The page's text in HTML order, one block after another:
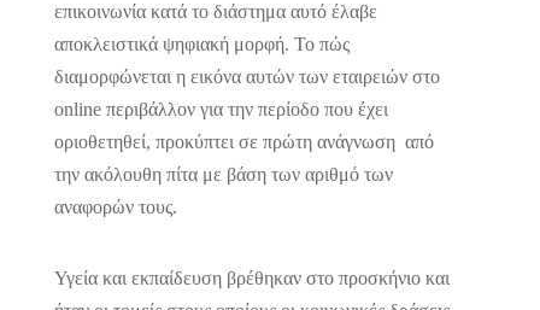
επικοινωνία κατά το διάστημα αυτό έλαβε
αποκλειστικά ψηφιακή μορφή. Το πώς
διαμορφώνεται η εικόνα αυτών των εταιρειών στο
online περιβάλλον για την περίοδο που έχει
οριοθετηθεί, προκύπτει σε πρώτη ανάγνωση από
την ακόλουθη πίτα με βάση των αριθμό των
αναφορών τους.
Υγεία και εκπαίδευση βρέθηκαν στο προσκήνιο και